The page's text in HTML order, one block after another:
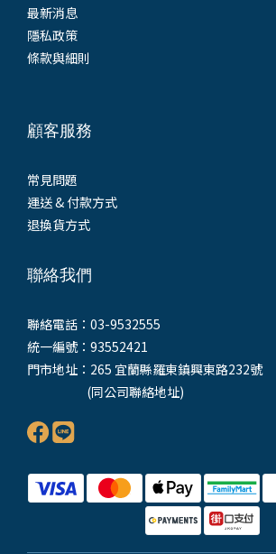
最新消息
隱私政策
條款與細則
顧客服務
常見問題
運送 & 付款方式
退換貨方式
聯絡我們
聯絡電話：03-9532555
統一編號：93552421
門市地址：265 宜蘭縣羅東鎮興東路232號
(同公司聯絡地址)